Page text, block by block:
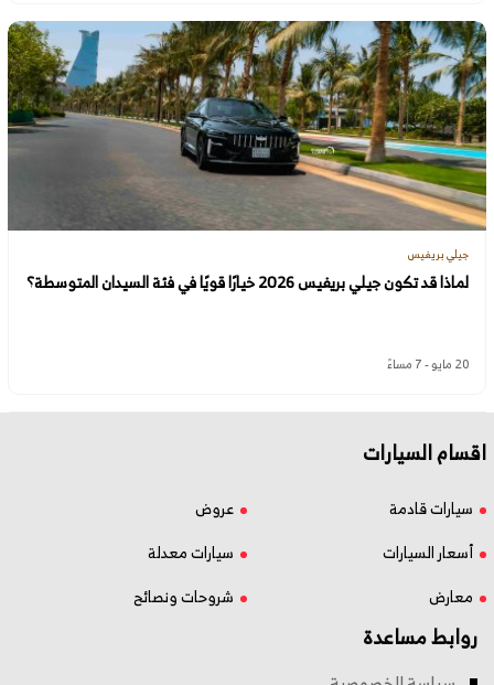
جيلي بريفيس
لماذا قد تكون جيلي بريفيس 2026 خيارًا قويًا في فئة السيدان المتوسطة؟
20 مايو - 7 مساءً
اقسام السيارات
سيارات قادمة
عروض
أسعار السيارات
سيارات معدلة
معارض
شروحات ونصائح
روابط مساعدة